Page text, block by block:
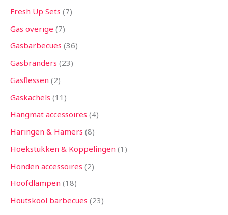
Fresh Up Sets 7
Gas overige 7
Gasbarbecues 36
Gasbranders 23
Gasflessen 2
Gaskachels 11
Hangmat accessoires 4
Haringen & Hamers 8
Hoekstukken & Koppelingen 1
Honden accessoires 2
Hoofdlampen 18
Houtskool barbecues 23